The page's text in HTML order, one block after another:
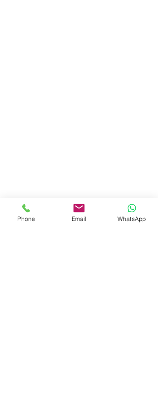
Phone Email WhatsApp